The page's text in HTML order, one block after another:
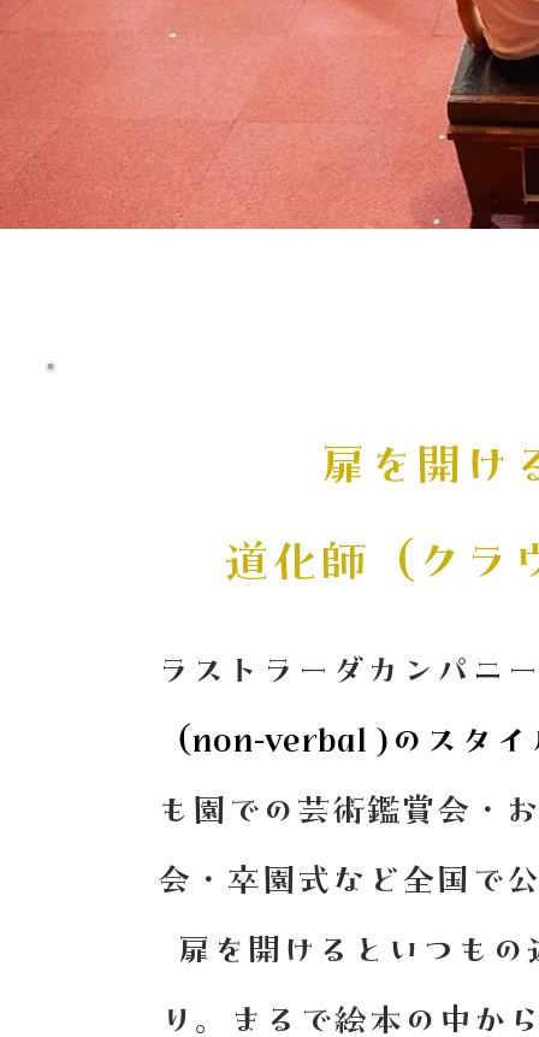
扉を開け
道化師（クラ
ラストラーダカンパニ
（non-verbal )のスタ
も園での芸術鑑賞会・
会・卒園式など全国で
扉を開けるといつも
り。まるで絵本の中か